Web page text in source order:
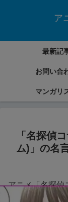
ア
最新記
お問い合
マンガリ
「名探偵
ム)」の名
アニメ「名探偵
言・台詞をまと